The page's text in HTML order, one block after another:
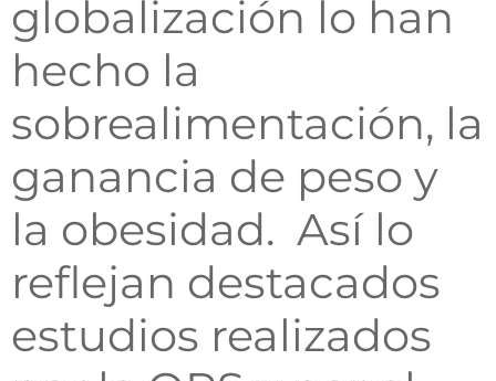
globalización lo han
hecho la
sobrealimentación, la
ganancia de peso y
la obesidad. Así lo
reflejan destacados
estudios realizados